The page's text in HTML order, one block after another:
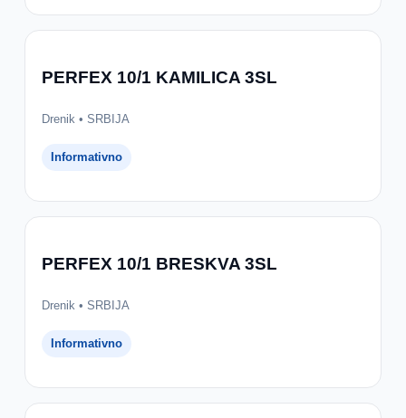
PERFEX 10/1 KAMILICA 3SL
Drenik • SRBIJA
Informativno
PERFEX 10/1 BRESKVA 3SL
Drenik • SRBIJA
Informativno